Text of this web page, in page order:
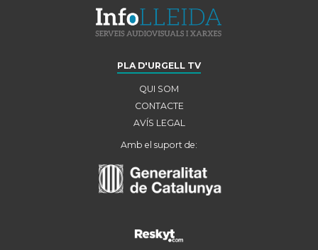
PLA D'URGELL TV
QUI SOM
CONTACTE
AVÍS LEGAL
Amb el suport de: